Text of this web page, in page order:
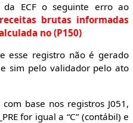
ECF o seguinte erro ao
brutas informadas
no (P150)
esse registro não é gerado
sim pelo validador pelo ato
base nos registros J051,
for igual a “C” (contábil) e